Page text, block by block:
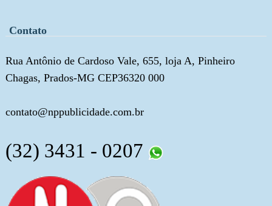
Contato
Rua Antônio de Cardoso Vale, 655, loja A, Pinheiro
Chagas, Prados-MG CEP36320 000
contato@nppublicidade.com.br
(32) 3431 - 0207